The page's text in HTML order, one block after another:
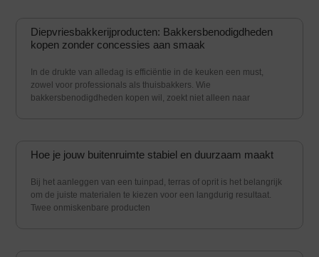
Diepvriesbakkerijproducten: Bakkersbenodigdheden
kopen zonder concessies aan smaak
In de drukte van alledag is efficiëntie in de keuken een must,
zowel voor professionals als thuisbakkers. Wie
bakkersbenodigdheden kopen wil, zoekt niet alleen naar
Hoe je jouw buitenruimte stabiel en duurzaam maakt
Bij het aanleggen van een tuinpad, terras of oprit is het belangrijk
om de juiste materialen te kiezen voor een langdurig resultaat.
Twee onmiskenbare producten